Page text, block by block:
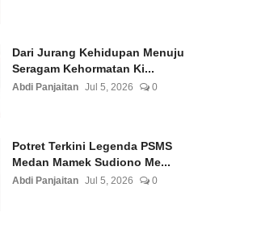
Dari Jurang Kehidupan Menuju
Seragam Kehormatan Ki...
Abdi Panjaitan Jul 5, 2026 0
Potret Terkini Legenda PSMS
Medan Mamek Sudiono Me...
Abdi Panjaitan Jul 5, 2026 0